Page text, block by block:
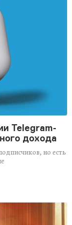
Telegram-
дохода
но есть